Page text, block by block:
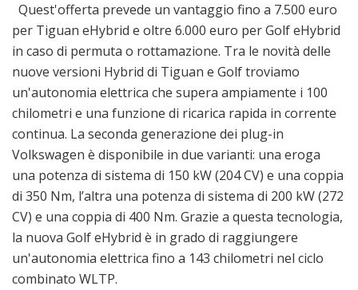
Quest'offerta prevede un vantaggio fino a 7.500 euro
per Tiguan eHybrid e oltre 6.000 euro per Golf eHybrid
in caso di permuta o rottamazione. Tra le novità delle
nuove versioni Hybrid di Tiguan e Golf troviamo
un'autonomia elettrica che supera ampiamente i 100
chilometri e una funzione di ricarica rapida in corrente
continua. La seconda generazione dei plug-in
Volkswagen è disponibile in due varianti: una eroga
una potenza di sistema di 150 kW (204 CV) e una coppia
di 350 Nm, l’altra una potenza di sistema di 200 kW (272
CV) e una coppia di 400 Nm. Grazie a questa tecnologia,
la nuova Golf eHybrid è in grado di raggiungere
un'autonomia elettrica fino a 143 chilometri nel ciclo
combinato WLTP.